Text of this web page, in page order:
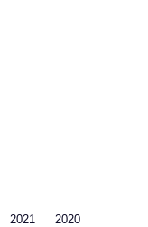
2021 2020